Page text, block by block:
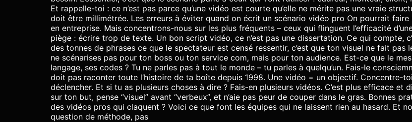
Et rappelle-toi : ce n’est pas parce qu’une vidéo est courte qu’elle ne mérite pas une vraie
doit être millimétrée. Les erreurs à éviter quand on écrit un scénario vidéo pro On pourrait
en entreprise. Mais concentrons-nous sur les plus fréquents – ceux qui flinguent l’efficacité
piège : écrire trop de texte. Un bon script vidéo, ce n’est pas une dissertation. Ce qui compte,
des tonnes de phrases ce que le spectateur est censé ressentir, c’est que ton visuel ne fait
ne scénarises pas pour ton boss ou ton service com, mais pour ton audience. Est-ce que le
langage, ses codes ? Tu ne parles pas à tout le monde – tu parles à quelqu’un. Fais-le
doit pas raconter toute l’histoire de ta boîte depuis 1998. Une vidéo = un objectif. Concentre-
déclencher. Et si tu as plusieurs choses à dire ? Fais-en plusieurs vidéos. C’est plus efficace
sur ton but, pense “visuel” avant “verbeux”, et n’aie pas peur de couper dans le gras. Bonnes
des vidéos pros qui claquent ? Voici ce que font les équipes qui ne laissent rien au hasard. Et
question de méthode, pas